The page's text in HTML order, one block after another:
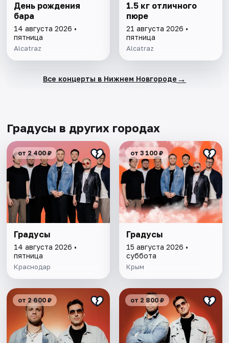
День рождения
бара
14 августа 2026 •
пятница
Alcatraz
1.5 кг отличного
пюре
21 августа 2026 •
пятница
Alcatraz
Все концерты в Нижнем Новгороде →
Градусы в других городах
от 2 400 ₽
Градусы
14 августа 2026 •
пятница
Краснодар
от 3 100 ₽
Градусы
15 августа 2026 •
суббота
Крым
от 2 600 ₽ от 2 800 ₽